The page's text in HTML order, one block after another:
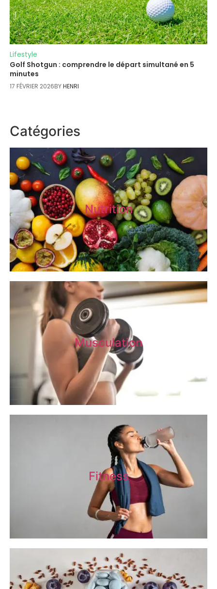
Lifestyle
Golf Shotgun : comprendre le départ simultané en 5
minutes
17 FÉVRIER 2026BYHENRI
Catégories
Nutrition
Musculation
Fitness